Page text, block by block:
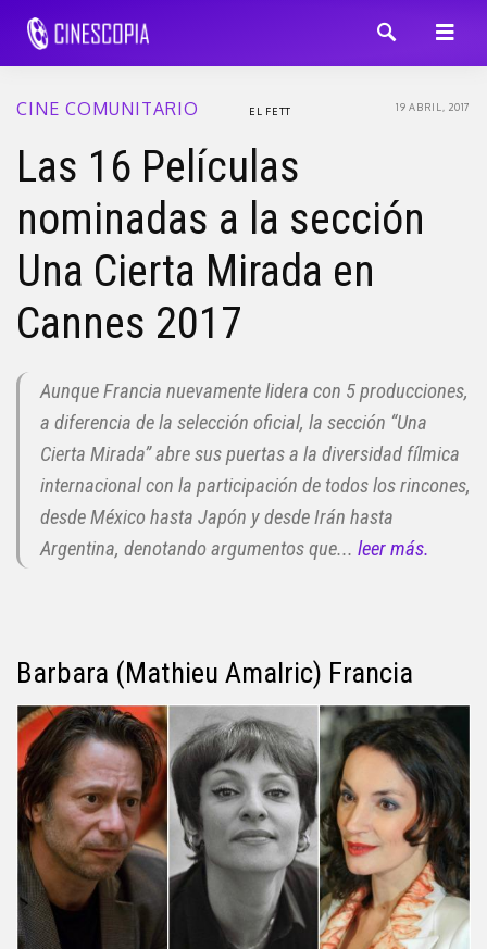
CINE COMUNITARIO 19 ABRIL, 2017
EL FETT
Las 16 Películas
nominadas a la sección
Una Cierta Mirada en
Cannes 2017
Aunque Francia nuevamente lidera con 5 producciones,
a diferencia de la selección oficial, la sección “Una
Cierta Mirada” abre sus puertas a la diversidad fílmica
internacional con la participación de todos los rincones,
desde México hasta Japón y desde Irán hasta
Argentina, denotando argumentos que... leer más.
Barbara (Mathieu Amalric) Francia